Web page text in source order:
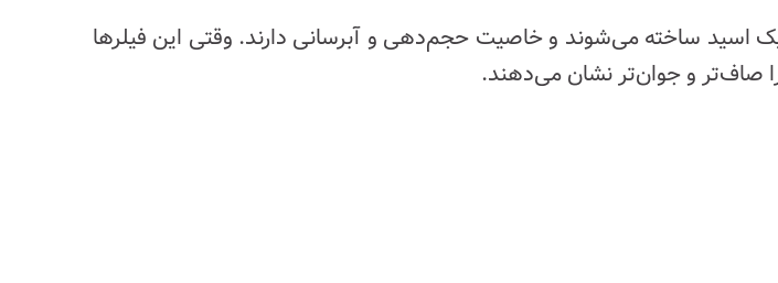
اسید ساخته می‌شوند و خاصیت حجم‌دهی و آبرسانی دارند. وقتی این فیلرها
صاف‌تر و جوان‌تر نشان می‌دهند.